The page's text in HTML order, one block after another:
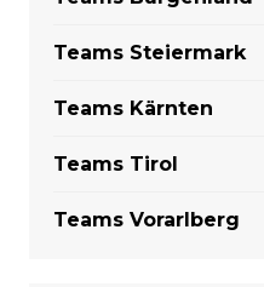
Teams Steiermark
Teams Kärnten
Teams Tirol
Teams Vorarlberg